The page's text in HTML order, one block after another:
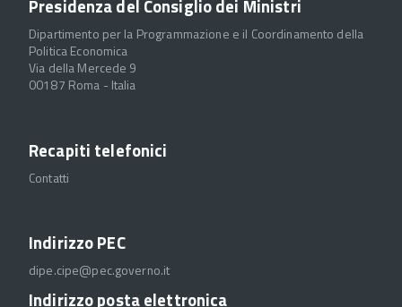
Presidenza del Consiglio dei Ministri
Dipartimento per la Programmazione e il Coordinamento della
Politica Economica
Via della Mercede 9
00187 Roma - Italia
Recapiti telefonici
Contatti
Indirizzo PEC
dipe.cipe@pec.governo.it
Indirizzo posta elettronica